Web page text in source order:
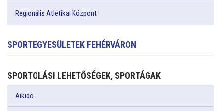
Regionális Atlétikai Központ
SPORTEGYESÜLETEK FEHÉRVÁRON
SPORTOLÁSI LEHETŐSÉGEK, SPORTÁGAK
Aikido